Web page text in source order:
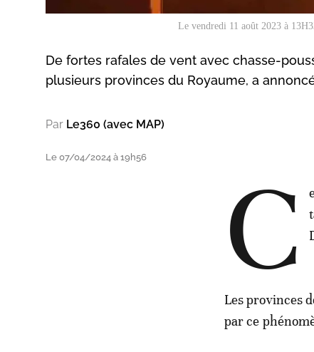
Le vendredi 11 août 2023 à
De fortes rafales de vent avec chasse-
plusieurs provinces du Royaume, a
Par Le360 (avec MAP)
Le 07/04/2024 à 19h56 C
Les provinces
par ce